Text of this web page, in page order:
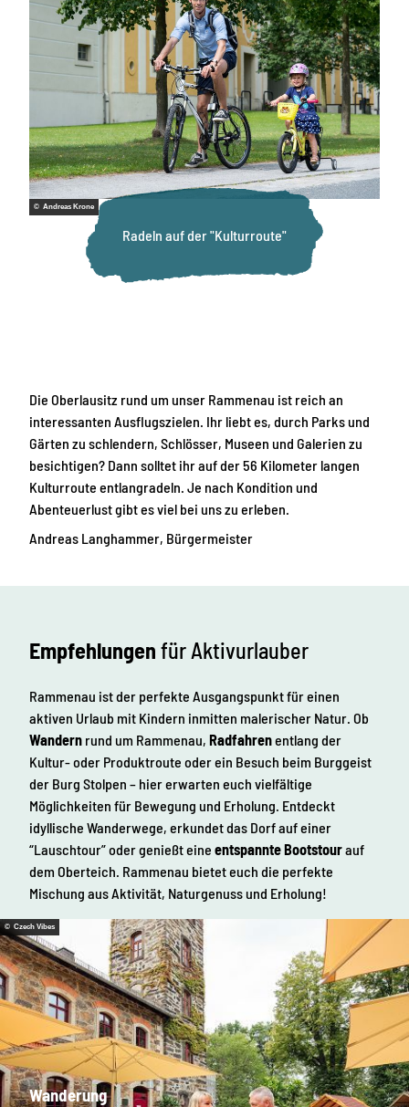
© Andreas Krone
Radeln auf der "Kulturroute"
Die Oberlausitz rund um unser Rammenau ist reich an
interessanten Ausflugszielen. Ihr liebt es, durch Parks und
Gärten zu schlendern, Schlösser, Museen und Galerien zu
besichtigen? Dann solltet ihr auf der 56 Kilometer langen
Kulturroute entlangradeln. Je nach Kondition und
Abenteuerlust gibt es viel bei uns zu erleben.
Andreas Langhammer, Bürgermeister
Empfehlungen für Aktivurlauber
Rammenau ist der perfekte Ausgangspunkt für einen
aktiven Urlaub mit Kindern inmitten malerischer Natur. Ob
Wandern rund um Rammenau, Radfahrenentlang der
Kultur- oder Produktroute oder ein Besuch beim Burggeist
der Burg Stolpen – hier erwarten euch vielfältige
Möglichkeiten für Bewegung und Erholung. Entdeckt
idyllische Wanderwege, erkundet das Dorf auf einer
“Lauschtour” oder genießt eine entspannte Bootstourauf
dem Oberteich. Rammenau bietet euch die perfekte
Mischung aus Aktivität, Naturgenuss und Erholung!
© Czech Vibes
Wanderung